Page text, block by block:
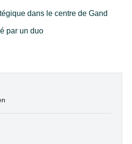
dans le centre de Gand
par un duo